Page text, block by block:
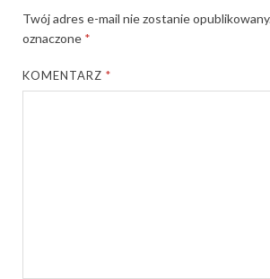
Twój adres e-mail nie zostanie
oznaczone *
KOMENTARZ*